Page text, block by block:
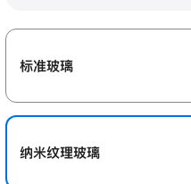
标准玻璃
纳米纹理玻璃